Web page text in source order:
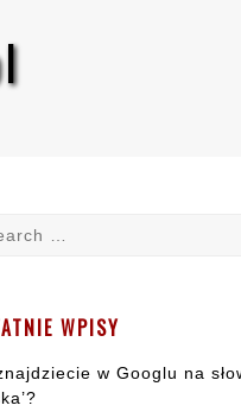
WPISY
w Googlu na